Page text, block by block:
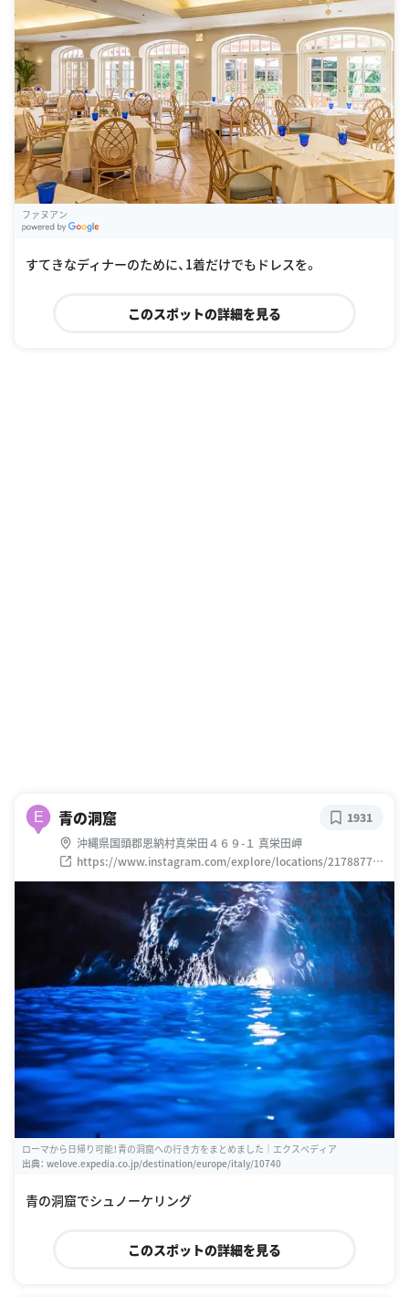
ファヌアン
すてきなディナーのために、1着だけでもドレスを。
このスポットの詳細を見る
E 青の洞窟
沖縄県国頭郡恩納村真栄田４６９-１ 真栄田岬
https://www.instagram.com/explore/locations/21788777
9
1931
ローマから日帰り可能！青の洞窟への行き方をまとめました｜エクスペディア
出典： welove.expedia.co.jp/destination/europe/italy/10740
青の洞窟でシュノーケリング
このスポットの詳細を見る